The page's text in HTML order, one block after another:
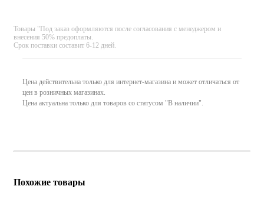
Товары "Под заказ оформляются после согласования с менеджером и
внесения 50% предоплаты.
Срок поставки составит 6-12 дней.
Цена действительна только для интернет-магазина и может отличаться от
цен в розничных магазинах.
Цена актуальна только для товаров со статусом "В наличии".
Похожие товары